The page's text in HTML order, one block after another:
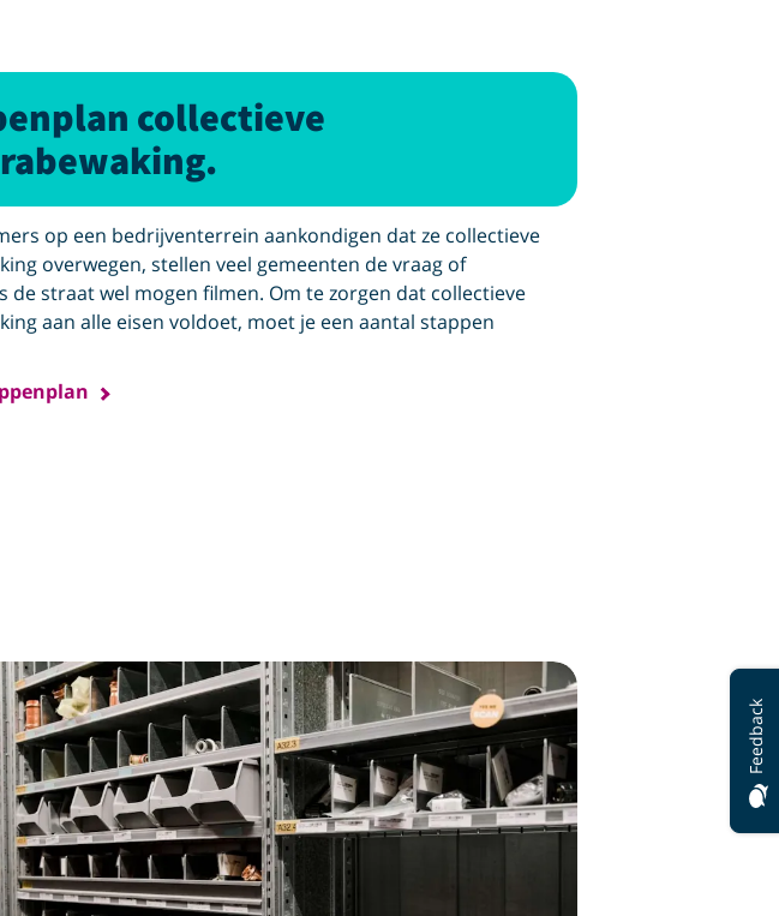
collectieve
op een bedrijventerrein aankondigen dat ze collectieve
overwegen, stellen veel gemeenten de vraag of
de straat wel mogen filmen. Om te zorgen dat collectieve
aan alle eisen voldoet, moet je een aantal stappen
Feedback